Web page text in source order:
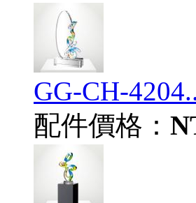
GG-CH-
配件價格：